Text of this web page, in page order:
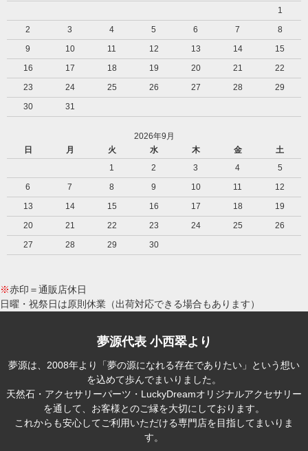
1
2
3 4 5 6 7
8
9
10 11 12 13 14
15
16
17 18 19 20 21
22
23
24 25 26 27 28
29
30
31
2026年9月
日
月 火 水 木 金
土
1
2 3 4
5
6
7 8 9 10 11
12
13
14 15 16 17 18
19
20
21 22 23 24 25
26
27
28 29 30
※赤印＝通販店休日
日曜・祝祭日は原則休業（出荷対応できる場合もあります）
夢源代表 小西翠より
夢源は、2008年より「夢の源になれる存在でありたい」という想い
を込めて歩んでまいりました。
天然石・アクセサリーパーツ・LuckyDreamオリジナルアクセサリー
を通して、お客様とのご縁を大切にしております。
これからも安心してご利用いただける専門店を目指してまいりま
す。